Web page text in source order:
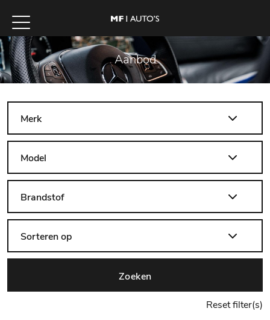
Aanbod
Zoeken
Reset filter(s)